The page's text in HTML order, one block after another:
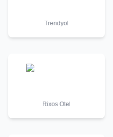
Trendyol
Rixos Otel